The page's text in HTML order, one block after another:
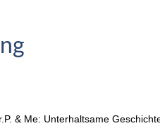
& Me: Unterhaltsame